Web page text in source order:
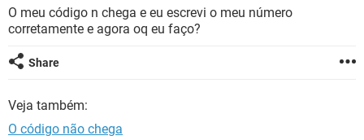
GUIA DE COMPRAS
INSTAGRAM GMAIL
GUIA DE COMPRAS
O meu código n chega e eu escrevi o meu número
corretamente e agora oq eu faço?
Share
Veja também:
O código não chega